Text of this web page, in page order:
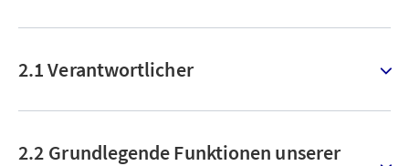
2.1 Verantwortlicher
2.2 Grundlegende Funktionen unserer